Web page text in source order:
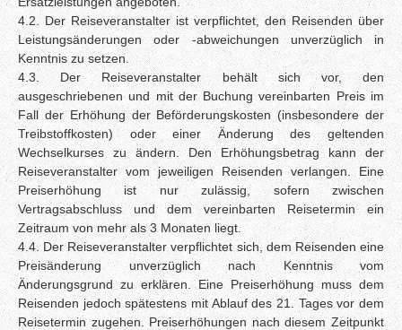
4.2. Der Reiseveranstalter ist verpflichtet, den Reisenden über
Leistungsänderungen oder -abweichungen unverzüglich in
Kenntnis zu setzen.
4.3. Der Reiseveranstalter behält sich vor, den
ausgeschriebenen und mit der Buchung vereinbarten Preis im
Fall der Erhöhung der Beförderungskosten (insbesondere der
Treibstoffkosten) oder einer Änderung des geltenden
Wechselkurses zu ändern. Den Erhöhungsbetrag kann der
Reiseveranstalter vom jeweiligen Reisenden verlangen. Eine
Preiserhöhung ist nur zulässig, sofern zwischen
Vertragsabschluss und dem vereinbarten Reisetermin ein
Zeitraum von mehr als 3 Monaten liegt.
4.4. Der Reiseveranstalter verpflichtet sich, dem Reisenden eine
Preisänderung unverzüglich nach Kenntnis vom
Änderungsgrund zu erklären. Eine Preiserhöhung muss dem
Reisenden jedoch spätestens mit Ablauf des 21. Tages vor dem
Reisetermin zugehen. Preiserhöhungen nach diesem Zeitpunkt